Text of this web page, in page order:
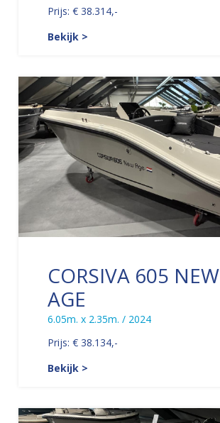
Prijs: € 38.314,-
Bekijk >
CORSIVA 605 NEW
AGE
6.05m. x 2.35m. / 2024
Prijs: € 38.134,-
Bekijk >